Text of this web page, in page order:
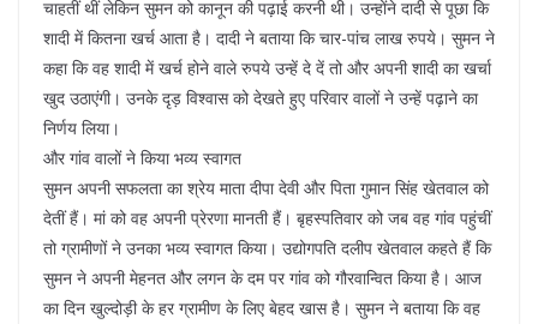
चाहतीं थीं लेकिन सुमन को कानून की पढ़ाई करनी थी। उन्होंने दादी से पूछा कि
शादी में कितना खर्च आता है। दादी ने बताया कि चार-पांच लाख रुपये। सुमन ने
कहा कि वह शादी में खर्च होने वाले रुपये उन्हें दे दें तो और अपनी शादी का खर्चा
खुद उठाएंगी। उनके दृड़ विश्वास को देखते हुए परिवार वालों ने उन्हें पढ़ाने का
निर्णय लिया।
और गांव वालों ने किया भव्य स्वागत
सुमन अपनी सफलता का श्रेय माता दीपा देवी और पिता गुमान सिंह खेतवाल को
देतीं हैं। मां को वह अपनी प्रेरणा मानती हैं। बृहस्पतिवार को जब वह गांव पहुंचीं
तो ग्रामीणों ने उनका भव्य स्वागत किया। उद्योगपति दलीप खेतवाल कहते हैं कि
सुमन ने अपनी मेहनत और लगन के दम पर गांव को गौरवान्वित किया है। आज
का दिन खुल्दोड़ी के हर ग्रामीण के लिए बेहद खास है। सुमन ने बताया कि वह